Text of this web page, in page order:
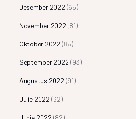
Desember 2022 (65)
November 2022 (81)
Oktober 2022 (85)
September 2022 (93)
Augustus 2022 (91)
Julie 2022 (62)
Junie 2022 (82)